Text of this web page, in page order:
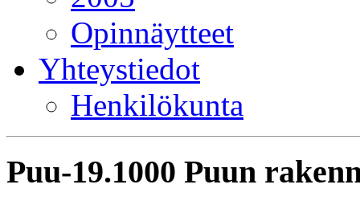
Opinnäytteet
Yhteystiedot
Henkilökunta
Puu-19.1000 Puun